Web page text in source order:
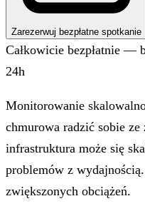
Zarezerwuj bezpłatne spotkanie
Całkowicie bezpłatnie —
24h
Monitorowanie
chmurowa radzić sobie
infrastruktura może się
problemów z
zwiększonych obciążeń.